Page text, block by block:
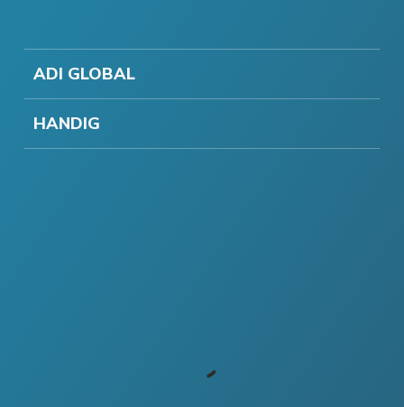
ADI GLOBAL
HANDIG